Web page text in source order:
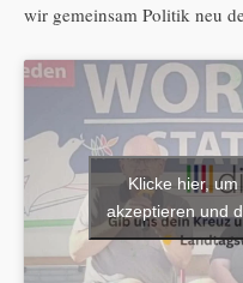
wir gemeinsam Politik neu
Klicke hier,
akzeptieren und